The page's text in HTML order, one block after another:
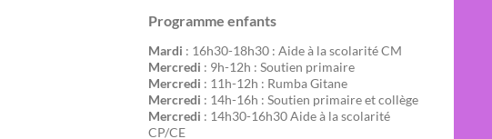
Programme enfants
Mardi : 16h30-18h30 : Aide à la scolarité CM
Mercredi : 9h-12h : Soutien primaire
Mercredi : 11h-12h : Rumba Gitane
Mercredi : 14h-16h : Soutien primaire et collège
Mercredi : 14h30-16h30 Aide à la scolarité
CP/CE